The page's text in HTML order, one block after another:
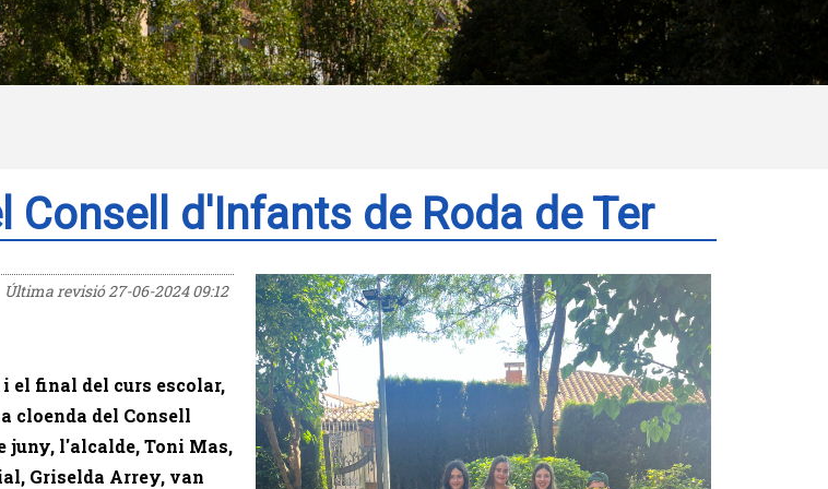
Consell d'Infants de Roda de Ter
Última revisió27-06-2024 09:12
el final del curs escolar,
cloenda del Consell
juny, l'alcalde, Toni Mas,
Griselda Arrey, van